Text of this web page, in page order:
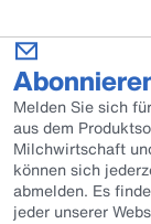
Melden Sie sich
aus dem
Milchwirtschaft
können sich
abmelden. Es
jeder unserer